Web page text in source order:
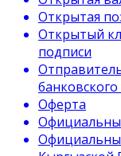
Открытая
Открытый
подписи
банковского
Оферта